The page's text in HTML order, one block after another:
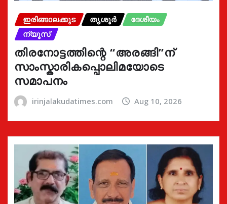
ഇരിങ്ങാലക്കുട തൃശൂർ
ദേശീയം
ന്യൂസ്
തിരനോട്ടത്തിന്റെ “അരങ്ങി”ന്
സാംസ്കാരികപ്പൊലിമയോടെ
സമാപനം
irinjalakudatimes.com Aug 10, 2026